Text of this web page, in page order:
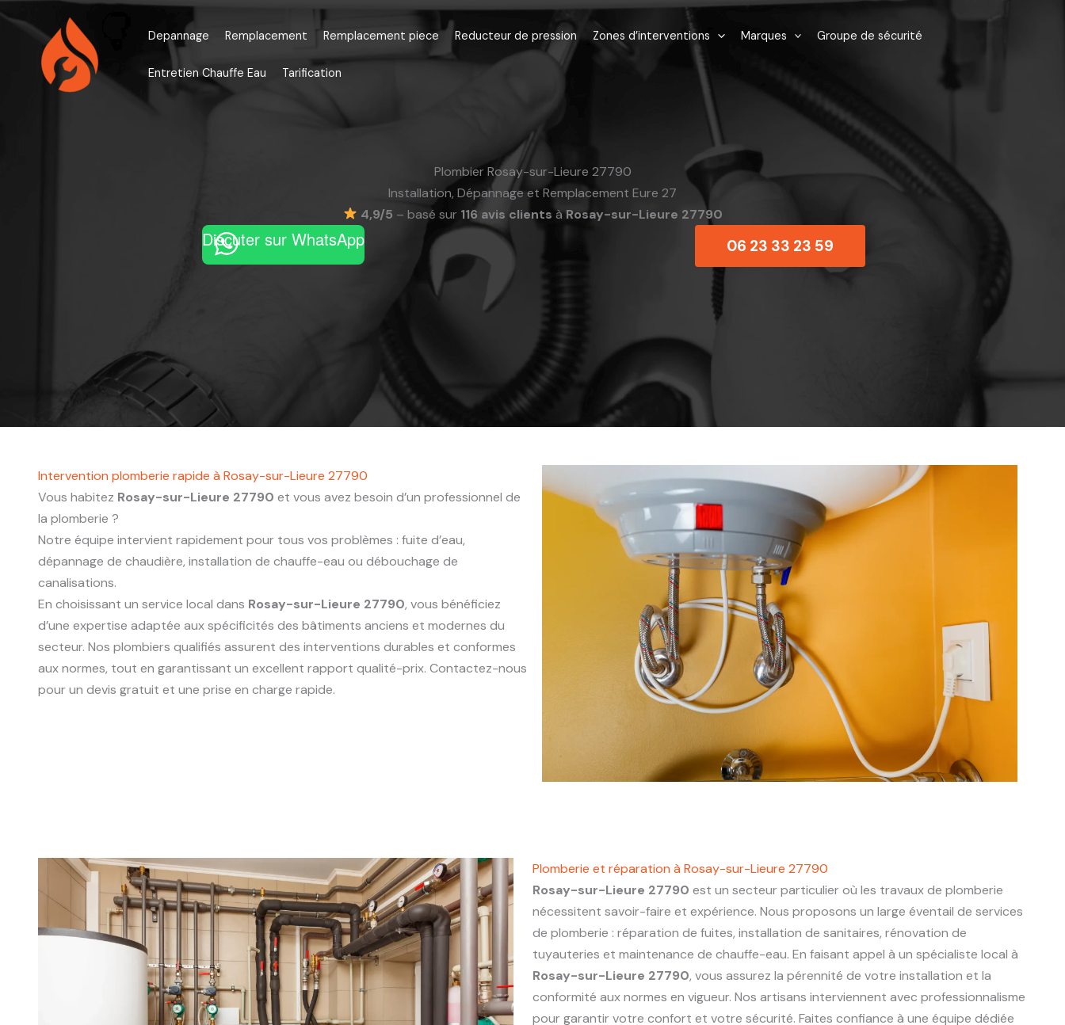
Aller
contenu
Depannage Remplacement Remplacement piece Reducteur de pression Zones d’interventions Marques Groupe de sécurité
Entretien Chauffe Eau Tarification
Plombier Rosay-sur-Lieure 27790
Installation, Dépannage et Remplacement Eure 27
4,9/5 – basé sur 116 avis clients àRosay-sur-Lieure 27790
Discuter sur WhatsApp 06 23 33 23 59
Intervention plomberie rapide à Rosay-sur-Lieure 27790
Vous habitez Rosay-sur-Lieure 27790 et vous avez besoin d’un professionnel de
la plomberie ?
Notre équipe intervient rapidement pour tous vos problèmes : fuite d’eau,
dépannage de chaudière, installation de chauffe-eau ou débouchage de
canalisations.
En choisissant un service local dans Rosay-sur-Lieure 27790, vous bénéficiez
d’une expertise adaptée aux spécificités des bâtiments anciens et modernes du
secteur. Nos plombiers qualifiés assurent des interventions durables et conformes
aux normes, tout en garantissant un excellent rapport qualité-prix. Contactez-nous
pour un devis gratuit et une prise en charge rapide.
Plomberie et réparation à Rosay-sur-Lieure 27790
Rosay-sur-Lieure 27790 est un secteur particulier où les travaux de plomberie
nécessitent savoir-faire et expérience. Nous proposons un large éventail de services
de plomberie : réparation de fuites, installation de sanitaires, rénovation de
tuyauteries et maintenance de chauffe-eau. En faisant appel à un spécialiste local à
Rosay-sur-Lieure 27790, vous assurez la pérennité de votre installation et la
conformité aux normes en vigueur. Nos artisans interviennent avec professionnalisme
pour garantir votre confort et votre sécurité. Faites confiance à une équipe dédiée